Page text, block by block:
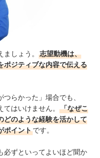
しょう。
志望動機は、
ポジティブな内容で伝える
らかった」場合でも、
はいけません。
「なぜこ
どのような経験を活かして
ポイントです。
必ずといってよ いほど聞か